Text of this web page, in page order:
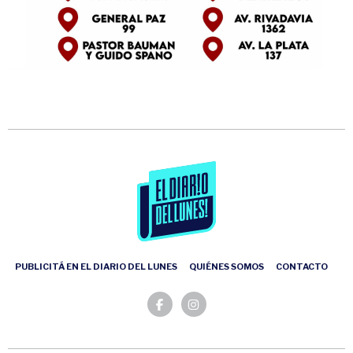
PUBLICITÁ EN EL DIARIO DEL LUNES QUIÉNES SOMOS CONTACTO